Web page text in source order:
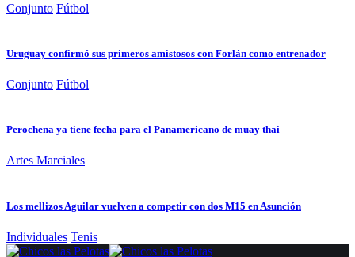
Conjunto Fútbol
Uruguay confirmó sus primeros amistosos con Forlán como entrenador
Conjunto Fútbol
Perochena ya tiene fecha para el Panamericano de muay thai
Artes Marciales
Los mellizos Aguilar vuelven a competir con dos M15 en Asunción
Individuales Tenis